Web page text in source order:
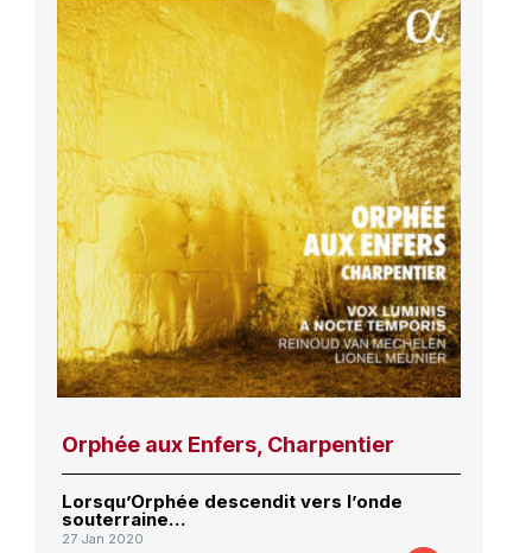
Orphée aux Enfers, Charpentier
Lorsqu’Orphée descendit vers l’onde
souterraine…
27 Jan 2020